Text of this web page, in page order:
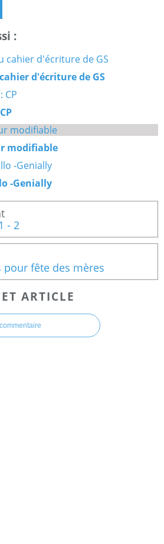
:
d'écriture de GS
modifiable
-Genially
- 2
fête des mères
ARTICLE